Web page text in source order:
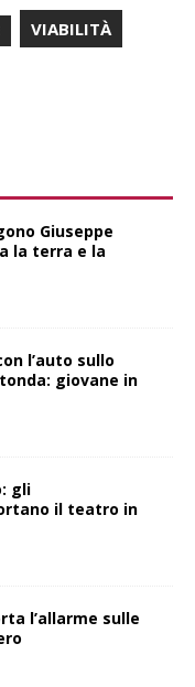
VIABILITÀ
Giuseppe
la terra e la
l’auto sullo
giovane in
gli
il teatro in
l’allarme sulle